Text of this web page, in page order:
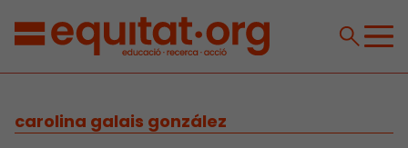
carolina galais gonzález